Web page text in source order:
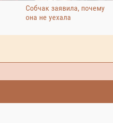
Собчак заявила, почему
она не уехала